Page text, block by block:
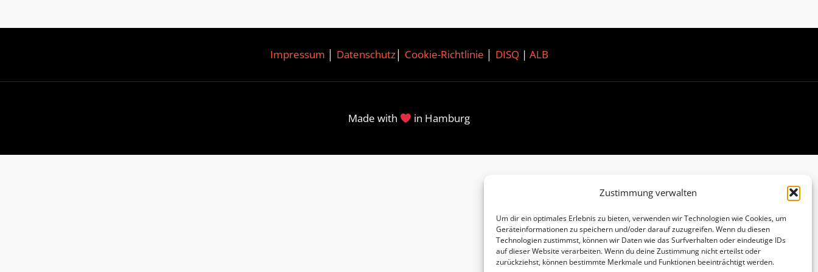
Zustimmung verwalten
Um dir ein optimales Erlebnis zu bieten, verwenden wir Technologien wie Cookies, um
Geräteinformationen zu speichern und/oder darauf zuzugreifen. Wenn du diesen
Technologien zustimmst, können wir Daten wie das Surfverhalten oder eindeutige IDs
auf dieser Website verarbeiten. Wenn du deine Zustimmung nicht erteilst oder
zurückziehst, können bestimmte Merkmale und Funktionen beeinträchtigt werden.
Impressum Datenschutz│ Cookie-Richtlinie DISQ| ALB
Made with in Hamburg